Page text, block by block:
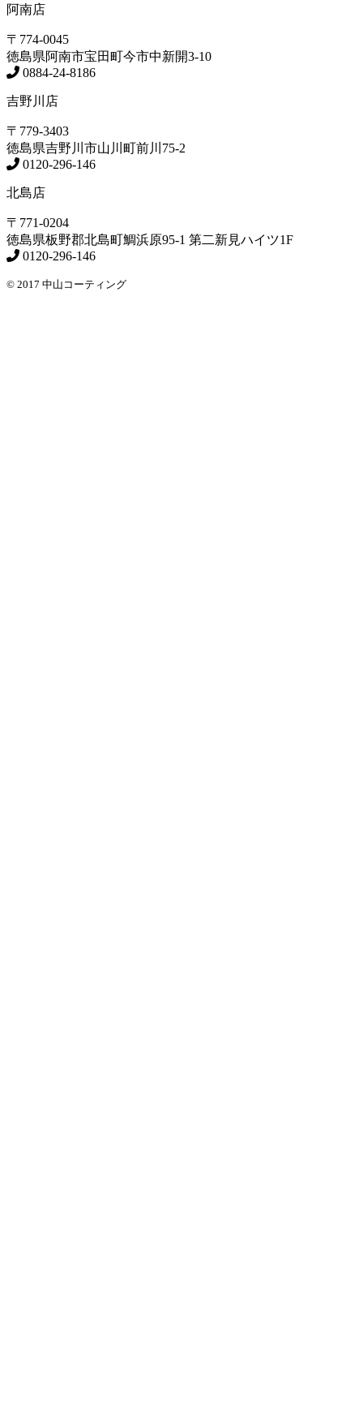
阿南店
〒774-0045
徳島県阿南市宝田町今市中新開3-10
0884-24-8186
吉野川店
〒779-3403
徳島県吉野川市山川町前川75-2
0120-296-146
北島店
〒771-0204
徳島県板野郡北島町鯛浜原95-1 第二新見ハイツ1F
0120-296-146
© 2017 中山コーティング